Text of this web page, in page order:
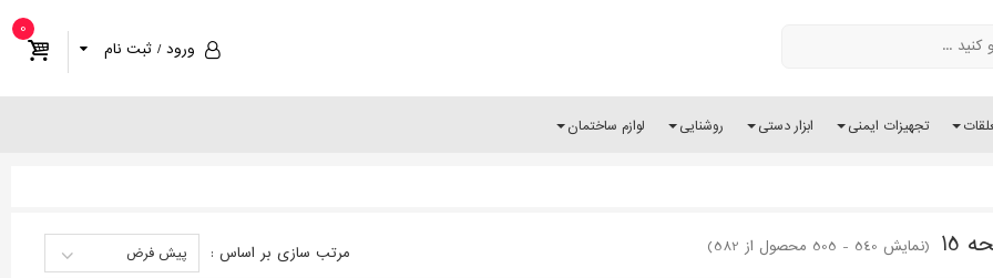
0
ورود / ثبت نام
تجهیزات ایمنی ابزار دستی روشنایی لوازم ساختمان
(نمایش 540 - 505 محصول از 582) مرتب سازی بر اساس: پیش فرض